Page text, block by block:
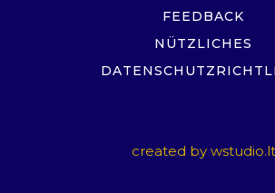
FEEDBACK
NÜTZLICHES
created by wstudio.lt